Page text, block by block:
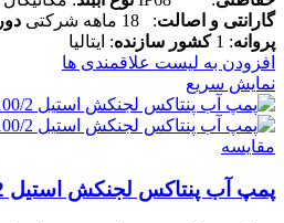
گارانتی و اصالت: 18 ماهه شرکتی
پروانه: 1 کشور سازنده: ایتالیا
افزودن به لیست علاقمندی ها
نمایش سریع
مقایسه
پمپ آب پنتاکس لجنکش استیل DX100/2